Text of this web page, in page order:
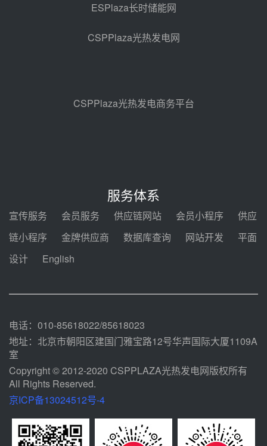
昊森机电中标新疆华电天山北麓基
地100MW光热发电工程EPC总承
包项目熔盐介质超声波流量计采购
前天 08-05 17:09
前天 08-05 14:48
2026-2029年熔盐介质框架协议
中能建华中试研院中标重能新疆
100MW光热项目机组调试及性能
规模化助力构建绿色低碳电力供给
ESPlaza长时储能网
CSPPlaza光热发电网
CSPPlaza光热发电商务平台
服务体系
宣传服务 会员服务 供应链网站 会员小程序
供应
链小程序
金牌供应商 数据库查询 网站开发
平面
设计
English
电话：010-85618022/85618023
地址：北京市朝阳区建国门雅宝路12号华声国际大厦1109A
室
Copyright © 2012-2020 CSPPLAZA光热发电网版权所有
All Rights Reserved.
京ICP备13024512号-4